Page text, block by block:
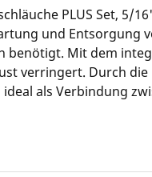
PLUS Set, 5/
und Entsorgung
benötigt. Mit dem
verringert. Durch
als Verbindung